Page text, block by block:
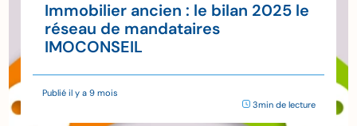
Immobilier ancien : le bilan 2025 le
réseau de mandataires
IMOCONSEIL
Publié il y a 9 mois
3min de lecture